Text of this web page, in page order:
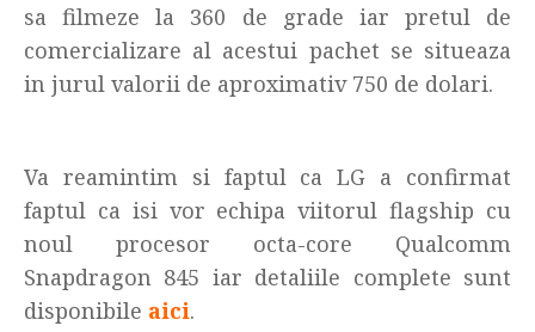
sa filmeze la 360 de grade iar pretul de
comercializare al acestui pachet se situeaza
in jurul valorii de aproximativ 750 de dolari.
Va reamintim si faptul ca LG a confirmat
faptul ca isi vor echipa viitorul flagship cu
noul procesor octa-core Qualcomm
Snapdragon 845 iar detaliile complete sunt
disponibile aici.